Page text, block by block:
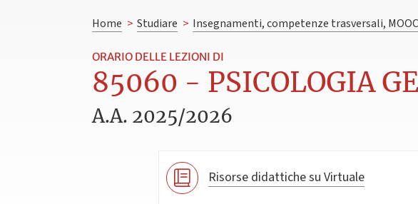
Home > Studiare > Insegnamenti, competenze trasversali,
ORARIO DELLE LEZIONI DI
85060 - PSICOLOGIA
A.A. 2025/2026
Risorse didattiche su Virtuale